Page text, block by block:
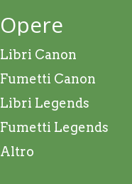
Opere
Libri Canon
Fumetti Canon
Libri Legends
Fumetti Legends
Altro